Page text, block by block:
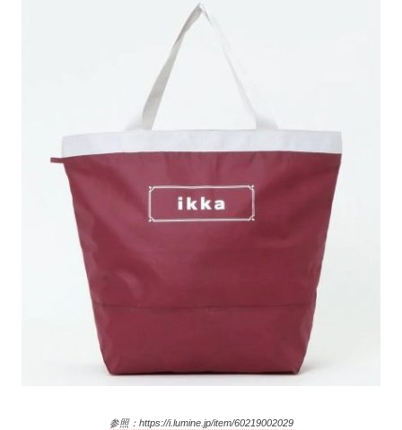
参照：https://i.lumine.jp/item/60219002029